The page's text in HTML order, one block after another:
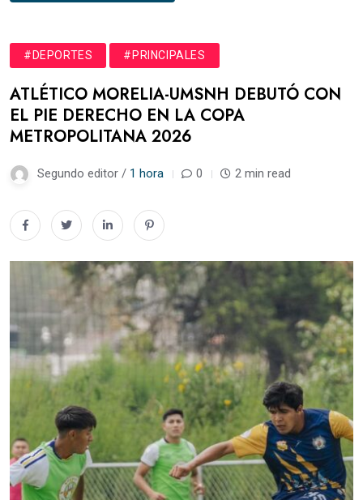
#DEPORTES #PRINCIPALES
ATLÉTICO MORELIA-UMSNH DEBUTÓ CON
EL PIE DERECHO EN LA COPA
METROPOLITANA 2026
Segundo editor / 1 hora 0 2 min read